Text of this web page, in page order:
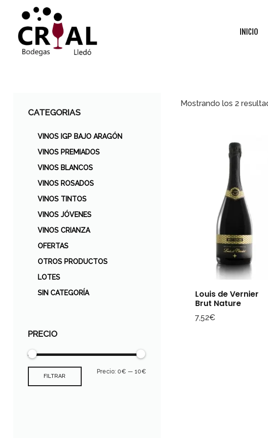
INICIO
CATEGORIAS
VINOS IGP BAJO ARAGÓN
VINOS PREMIADOS
VINOS BLANCOS
VINOS ROSADOS
VINOS TINTOS
VINOS JÓVENES
VINOS CRIANZA
OFERTAS
OTROS PRODUCTOS
LOTES
SIN CATEGORÍA
PRECIO
FILTRAR
Precio: 0€ —10€
Mostrando los 2
Louis de Vernier
Brut Nature
7,52€